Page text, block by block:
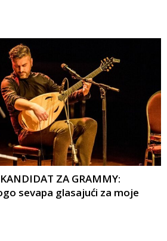
ZA GRAMMY:
sevapa glasajući za moje